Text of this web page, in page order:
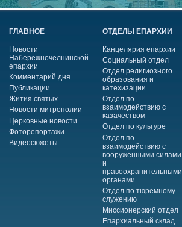
ГЛАВНОЕ
Новости
Набережночелнинской
епархии
Комментарий дня
Публикации
Жития святых
Новости митрополии
Церковные новости
Фоторепортажи
Видеосюжеты
ОТДЕЛЫ ЕПАРХИИ
Канцелярия епархии
Социальный отдел
Отдел религиозного
образования и
катехизации
Отдел по
взаимодействию с
казачеством
Отдел по культуре
Отдел по
взаимодействию с
вооруженными силами
и
правоохранительными
органами
Отдел по тюремному
служению
Миссионерский отдел
Епархиальный склад